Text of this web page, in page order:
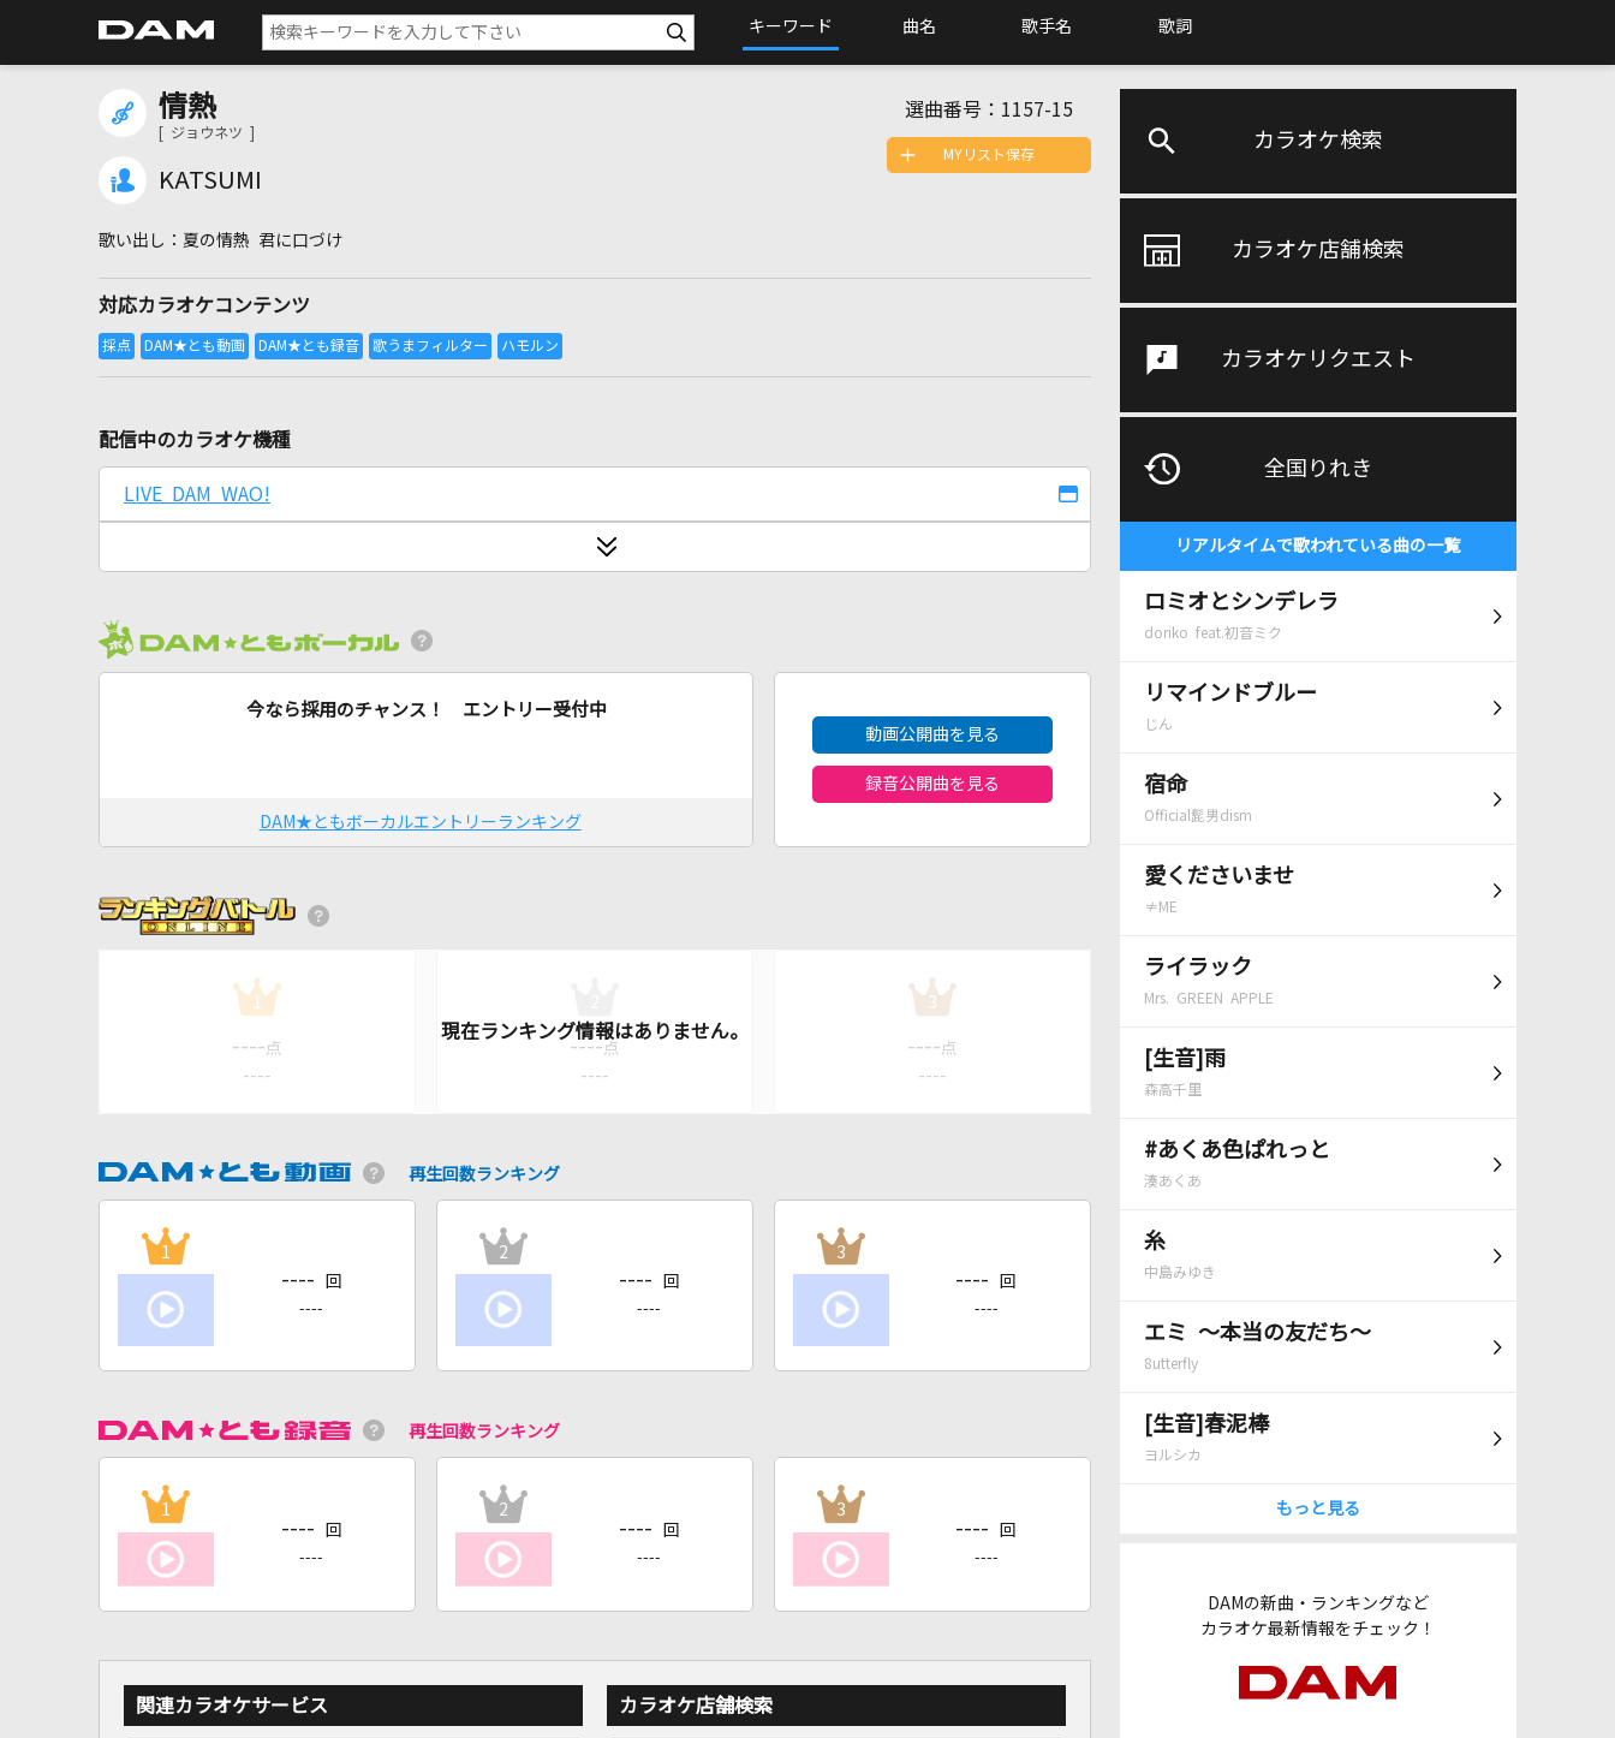
キーワード 曲名 歌手名 歌詞
カラオケ検索
カラオケ店舗検索
カラオケリクエスト
全国りれき
リアルタイムで歌われている曲の一覧
ロミオとシンデレラ
doriko feat.初音ミク
リマインドブルー
じん
宿命
Official髭男dism
愛くださいませ
≠ME
ライラック
Mrs. GREEN APPLE
[生音]雨
森高千里
#あくあ色ぱれっと
湊あくあ
糸
中島みゆき
エミ ～本当の友だち～
8utterfly
[生音]春泥棒
ヨルシカ
もっと見る
DAMの新曲・ランキングなど
カラオケ最新情報をチェック！
情熱
[ ジョウネツ ]
KATSUMI
選曲番号： 1157-15
夏の情熱 君に口づけ
対応カラオケコンテンツ
MYリスト保存
配信中のカラオケ機種
LIVE DAM WAO!
今なら採用のチャンス！ エントリー受付中
DAM★ともボーカルエントリーランキング
動画公開曲を見る
録音公開曲を見る
1
---- 点
----
---- 点
----
3
---- 点
----
再生回数ランキング
1
---- 回
----
2
---- 回
----
3
---- 回
----
再生回数ランキング
1
---- 回
----
2
---- 回
----
3
---- 回
----
関連カラオケサービス カラオケ店舗検索